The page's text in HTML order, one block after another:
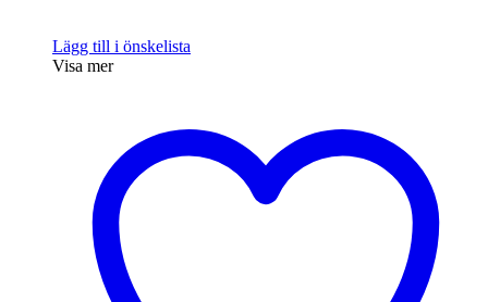
Lägg till i önskelista
Visa mer